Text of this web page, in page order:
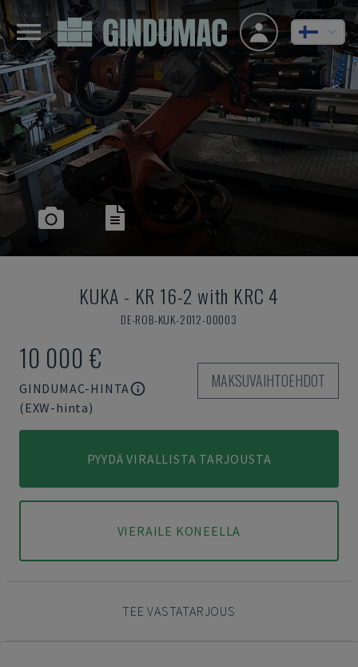
KUKA - KR 16-2 with KRC 4
DE-ROB-KUK-2012-00003
10 000 €
GINDUMAC-HINTA
(EXW-hinta)
MAKSUVAIHTOEHDOT
PYYDÄ VIRALLISTA TARJOUSTA
VIERAILE KONEELLA
TEE VASTATARJOUS